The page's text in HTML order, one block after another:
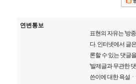
연변통보
표현의 자유는 '방
다. 인터넷에서 글
론할 수 있는 댓글
'발제글과 무관한
쓴이에 대한 욕설